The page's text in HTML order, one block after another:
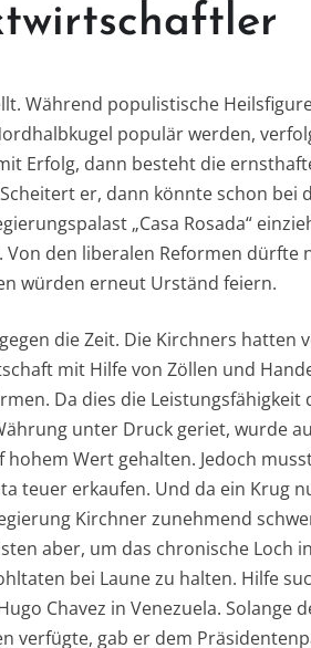
Während populistische
populär werden,
Erfolg, dann besteht die
er, dann könnte schon bei
„Casa Rosada“
den liberalen Reformen dürfte
würden erneut Urständ feiern.
die Zeit. Die Kirchners hatten
mit Hilfe von Zöllen und
Da dies die
unter Druck geriet, wurde
Wert gehalten. Jedoch
teuer erkaufen. Und da ein Krug
Kirchner zunehmend
aber, um das chronische Loch
bei Laune zu halten. Hilfe
Chavez in Venezuela. Solange
verfügte, gab er dem